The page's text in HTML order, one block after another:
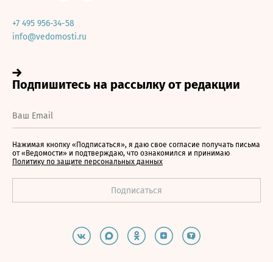
+7 495 956-34-58
info@vedomosti.ru
Нажимая кнопку «Подписаться», я даю свое согласие получать письма
от «Ведомости» и подтверждаю, что ознакомился и принимаю
Политику по защите персональных данных